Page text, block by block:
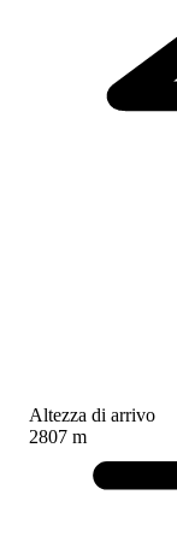
Altezza di arrivo
2807 m